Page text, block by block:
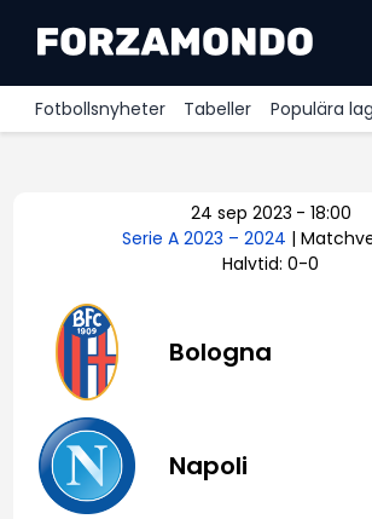
Fotbollsnyheter Tabeller Populära lag
Premier League
Bundesliga
Serie A
Ligue 1
24 sep 2023 - 18:00
Serie A 2023 – 2024 |
Halvtid: 0-0
Bologna
Napoli